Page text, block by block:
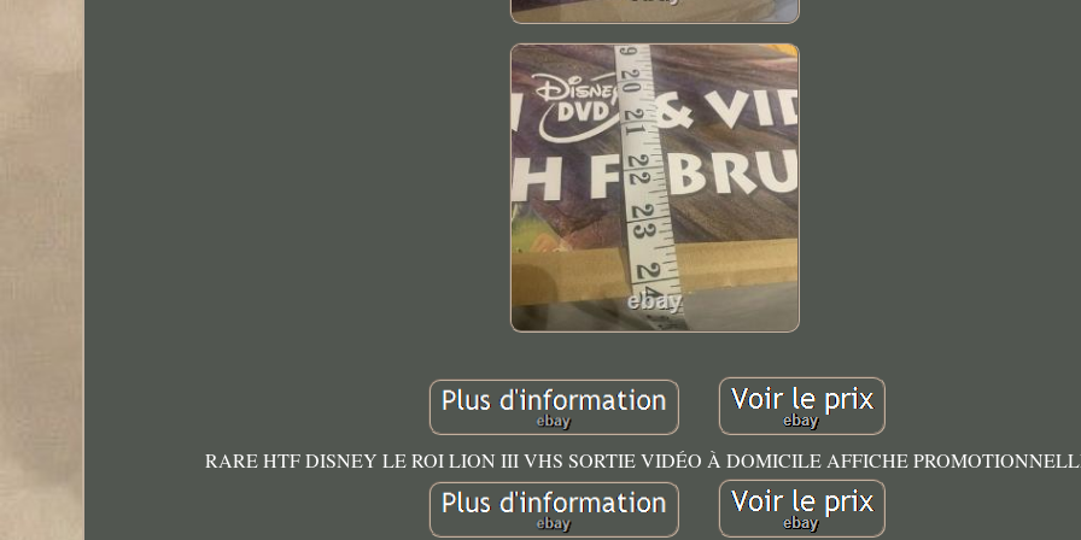
RARE HTF DISNEY LE ROI LION III VHS SORTIE VIDÉO À DOMICILE AFFICHE